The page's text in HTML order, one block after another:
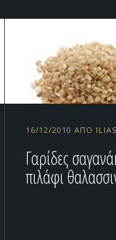
16/12/2010 ΑΠΌ
Γαρίδες
πιλάφι